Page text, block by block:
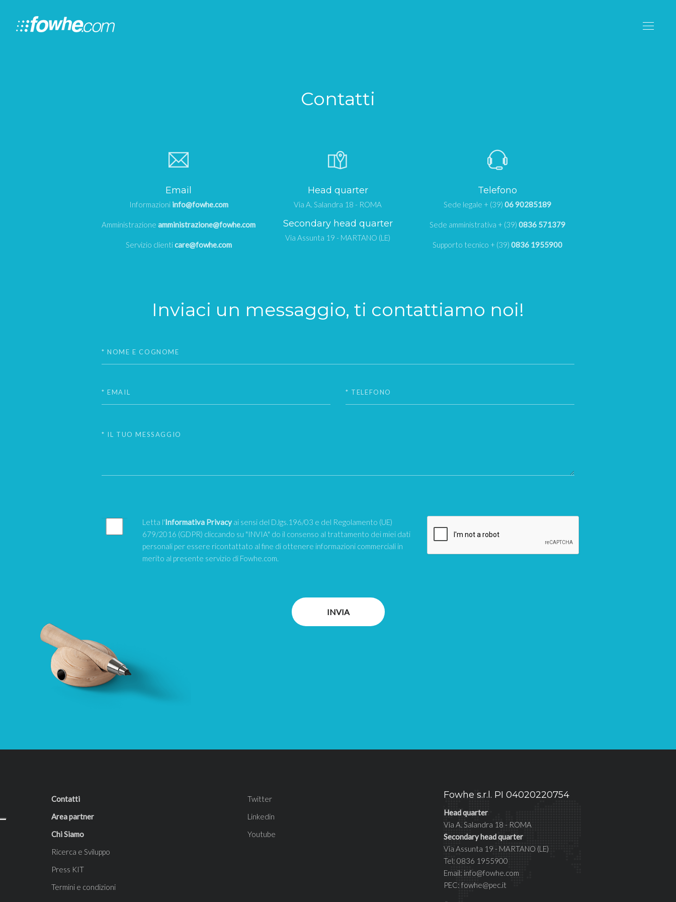
Contatti
Email
Informazioni info@fowhe.com
Amministrazioneamministrazione@fowhe.com
Servizio clienticare@fowhe.com
Head quarter
Via A. Salandra 18 - ROMA
Secondary head quarter
Via Assunta 19 - MARTANO (LE)
Telefono
Sede legale + (39) 06 90285189
Sede amministrativa + (39) 0836 571379
Supporto tecnico + (39) 0836 1955900
Inviaci un messaggio, ti contattiamo noi!
Letta l'Informativa Privacyai sensi del D.lgs.196/03 e del Regolamento (UE)
679/2016 (GDPR) cliccando su "INVIA" do il consenso al trattamento dei miei dati
personali per essere ricontattato al fine di ottenere informazioni commerciali in
merito al presente servizio di Fowhe.com.
INVIA
Contatti
Area partner
Chi Siamo
Ricerca e Sviluppo
Press KIT
Termini e condizioni
Twitter
Linkedin
Youtube
Fowhe s.r.l. PI 04020220754
Head quarter
Via A. Salandra 18 - ROMA
Secondary head quarter
Via Assunta 19 - MARTANO (LE)
Tel: 0836 1955900
Email: info@fowhe.com
PEC: fowhe@pec.it